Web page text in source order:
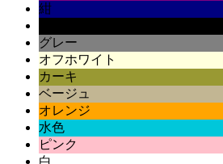
紺
グレー
オフホワイト
カーキ
ベージュ
オレンジ
水色
ピンク